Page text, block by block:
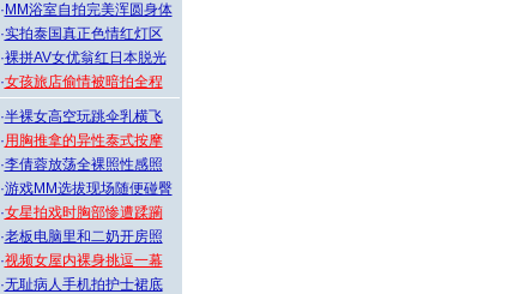
· MM浴室自拍完美浑圆身体
·实拍泰国真正色情红灯区
·裸拼AV女优翁红日本脱光
·女孩旅店偷情被暗拍全程
·半裸女高空玩跳伞乳横飞
·用胸推拿的异性泰式按摩
·李倩蓉放荡全裸照性感照
·游戏MM选拔现场随便碰臀
·女星拍戏时胸部惨遭蹂躏
·老板电脑里和二奶开房照
·视频女屋内裸身挑逗一幕
·无耻病人手机拍护士裙底